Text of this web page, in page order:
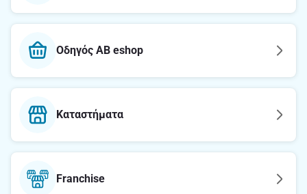
Οδηγός AB eshop
Καταστήματα
Franchise